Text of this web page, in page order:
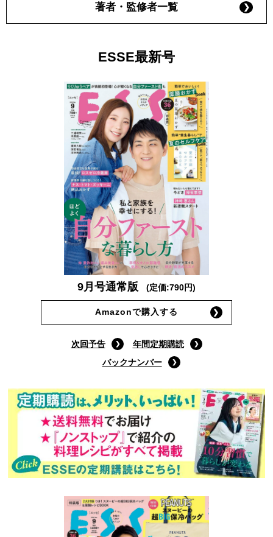
著者・監修者一覧
ESSE最新号
9月号通常版 (定価:790円)
Amazonで購入する
次回予告
年間定期購読
バックナンバー